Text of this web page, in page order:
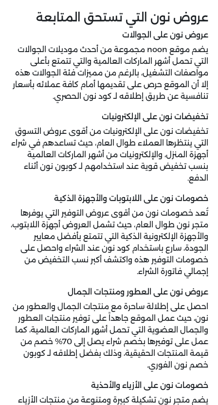
عروض نون التي تستحق المتابعة
عروض نون على الجوالات
يضم موقع noon مجموعة من أحدث موديلات الجوالات
التي تحمل أشهر الماركات العالمية والتي تتمتع بأعلى
مواصفات التشغيل، بالرغم من مميزات فئة الجوالات هذه
إلا أن الموقع حرص على تقديمها أمام كافة عملائه بأسعار
تنافسية عن طريق إطلاقه لـ كود نون الحصري.
تخفيضات نون على الإلكترونيات
تخفيضات نون على الإلكترونيات من أقوى عروض التسوق
التي ينتظرها العملاء طوال العام، حيث تساعدهم في شراء
أجهزة المنزل، والإلكترونيات من أشهر الماركات العالمية
بنسب تخفيض قوية عند استخدامهم لـ كوبون نون أثناء
الدفع.
خصومات نون على اللابتوبات والأجهزة الذكية
تُعد خصومات نون من أقوى عروض التوفير التي يوفرها
متجر نون طوال العام، حيث تشمل العروض أجهزة اللابتوب،
والأجهزة الإلكترونية الذكية التي تتمتع بأفضل معايير
الجودة، سارع باستخدام كود نون عند الشراء واحصل على
خصومات التوفير هذه واكتشف أكبر نسب التخفيض من
إجمالي فاتورة الشراء.
عروض نون على العطور ومنتجات الجمال
احصل على إطلالة ساحرة مع منتجات الجمال والعطور من
نون، حيث عمل الموقع جاهداً على توفير منتجات العطور
والجمال العضوية التي تحمل أشهر الماركات العالمية، كما
عمل على توفيرها بخصم شراء يصل إلى 70% خصم من
قيمة المنتجات الحقيقية، وذلك بفضل إطلاقه لـ كوبون
خصم نون الفوري.
خصومات نون على الأزياء والأحذية
يضم متجر نون تشكيلة كبيرة ومتنوعة من منتجات الأزياء